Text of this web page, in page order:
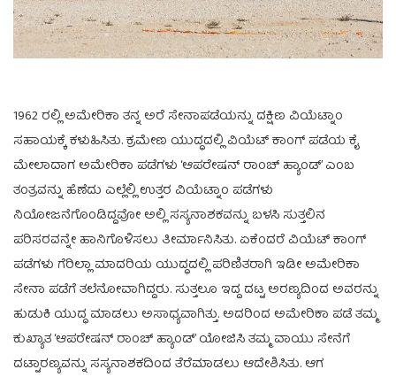
1962 ರಲ್ಲಿ ಅಮೇರಿಕಾ ತನ್ನ ಅರೆ ಸೇನಾಪಡೆಯನ್ನು ದಕ್ಷಿಣ ವಿಯೆಟ್ನಾಂ
ಸಹಾಯಕ್ಕೆ ಕಳುಹಿಸಿತು. ಕ್ರಮೇಣ ಯುದ್ಧದಲ್ಲಿ ವಿಯೆಟ್ ಕಾಂಗ್ ಪಡೆಯ ಕೈ
ಮೇಲಾದಾಗ ಅಮೇರಿಕಾ ಪಡೆಗಳು ‘ಆಪರೇಷನ್ ರಾಂಚ್ ಹ್ಯಾಂಡ್’ ಎಂಬ
ತಂತ್ರವನ್ನು ಹೆಣೆದು ಎಲ್ಲೆಲ್ಲಿ ಉತ್ತರ ವಿಯೆಟ್ನಾಂ ಪಡೆಗಳು
ನಿಯೋಜನೆಗೊಂಡಿದ್ದವೋ ಅಲ್ಲಿ ಸಸ್ಯನಾಶಕವನ್ನು ಬಳಸಿ ಸುತ್ತಲಿನ
ಪರಿಸರವನ್ನೇ ಹಾನಿಗೊಳಿಸಲು ತೀರ್ಮಾನಿಸಿತು. ಏಕೆಂದರೆ ವಿಯೆಟ್ ಕಾಂಗ್
ಪಡೆಗಳು ಗೆರಿಲ್ಲಾ ಮಾದರಿಯ ಯುದ್ಧದಲ್ಲಿ ಪರಿಣಿತರಾಗಿ ಇಡೀ ಅಮೇರಿಕಾ
ಸೇನಾ ಪಡೆಗೆ ತಲೆನೋವಾಗಿದ್ದರು. ಸುತ್ತಲೂ ಇದ್ದ ದಟ್ಟ ಅರಣ್ಯದಿಂದ ಅವರನ್ನು
ಹುಡುಕಿ ಯುದ್ಧ ಮಾಡಲು ಅಸಾಧ್ಯವಾಗಿತ್ತು. ಅದರಿಂದ ಅಮೇರಿಕಾ ಪಡೆ ತಮ್ಮ
ಕುಖ್ಯಾತ ‘ಆಪರೇಷನ್ ರಾಂಚ್ ಹ್ಯಾಂಡ್’ ಯೋಜಿಸಿ ತಮ್ಮ ವಾಯು ಸೇನೆಗೆ
ದಟ್ಟಾರಣ್ಯವನ್ನು ಸಸ್ಯನಾಶಕದಿಂದ ತೆರೆಮಾಡಲು ಆದೇಶಿಸಿತು. ಆಗ